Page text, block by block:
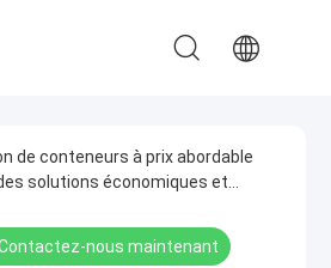
de conteneurs à prix abordable
solutions économiques et
nous maintenant